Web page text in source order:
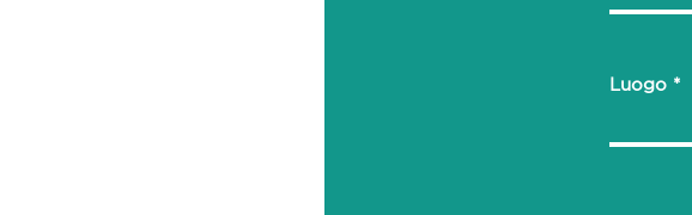
Luogo